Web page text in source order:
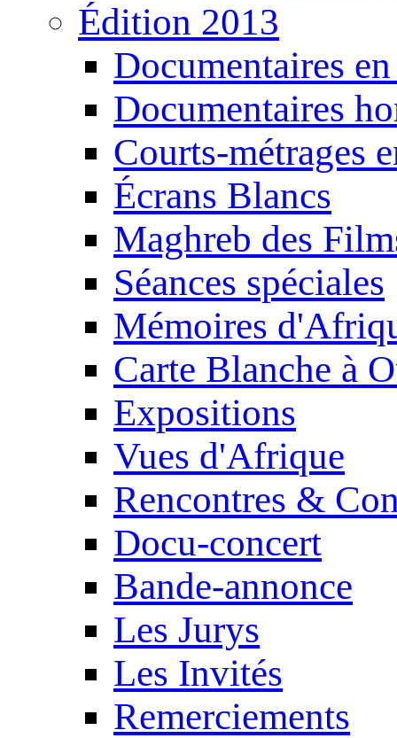
Édition 2013
Documentaires
Documentaires
Courts-métrages
Écrans Blancs
Maghreb des
Séances spéciales
Mémoires
Carte Blanche à
Expositions
Vues d'Afrique
Rencontres &
Docu-concert
Bande-annonce
Les Jurys
Les Invités
Remerciements